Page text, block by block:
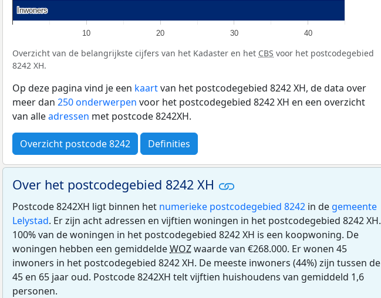
10 20 30 40
Inwoners
Inwoners
Overzicht van de belangrijkste cijfers van het Kadaster en het CBS voor het postcodegebied
8242 XH.
Op deze pagina vind je een kaartvan het postcodegebied 8242 XH, de data over
meer dan 250 onderwerpen voor het postcodegebied 8242 XH en een overzicht
van alleadressen met postcode 8242XH.
Overzicht postcode 8242 Definities
Over het postcodegebied 8242 XH
Postcode 8242XH ligt binnen het numerieke postcodegebied 8242 in de gemeente
Lelystad. Er zijn acht adressen en vijftien woningen in het postcodegebied 8242 XH.
100% van de woningen in het postcodegebied 8242 XH is een koopwoning. De
woningen hebben een gemiddeldeWOZwaarde van €268.000. Er wonen 45
inwoners in het postcodegebied 8242 XH. De meeste inwoners (44%) zijn tussen de
45 en 65 jaar oud. Postcode 8242XH telt vijftien huishoudens van gemiddeld 1,6
personen.